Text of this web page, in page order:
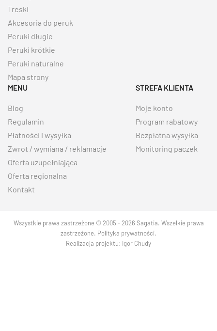
Treski
Akcesoria do peruk
Peruki długie
Peruki krótkie
Peruki naturalne
Mapa strony
MENU
Blog
Regulamin
Płatności i wysyłka
Zwrot / wymiana / reklamacje
Oferta uzupełniająca
Oferta regionalna
Kontakt
STREFA KLIENTA
Moje konto
Program rabatowy
Bezpłatna wysyłka
Monitoring paczek
Wszystkie prawa zastrzeżone © 2005 - 2026 Sagatia. Wszelkie prawa
zastrzeżone. Polityka prywatności.
Realizacja projektu: Igor Chudy